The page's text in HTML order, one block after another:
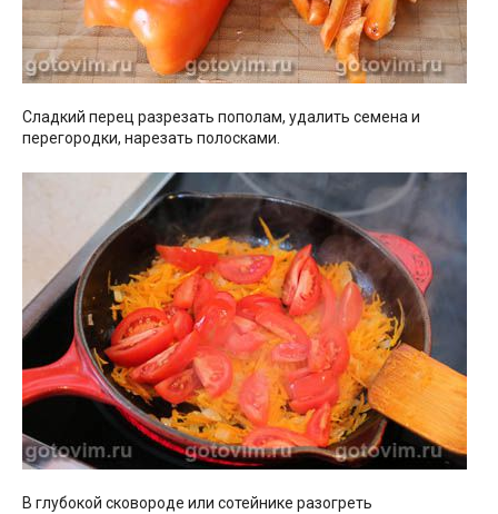
Сладкий перец разрезать пополам, удалить семена и
перегородки, нарезать полосками.
В глубокой сковороде или сотейнике разогреть